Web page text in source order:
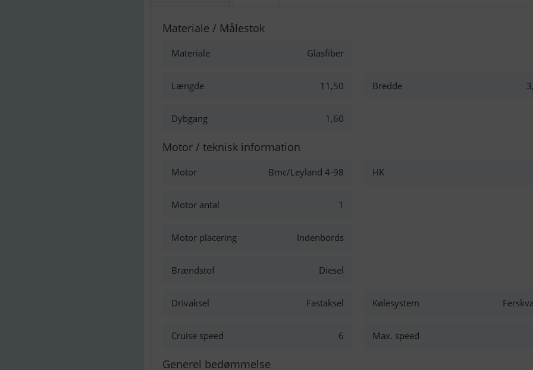
Materiale / Målestok
Materiale Glasfiber
Længde 11,50 Bredde
Dybgang 1,60
Motor / teknisk information
Motor Bmc/Leyland 4-98 HK
Motor antal 1
Motor placering Indenbords
Brændstof Diesel
Drivaksel Fastaksel Kølesystem
Cruise speed 6 Max. speed
Generel bedømmelse